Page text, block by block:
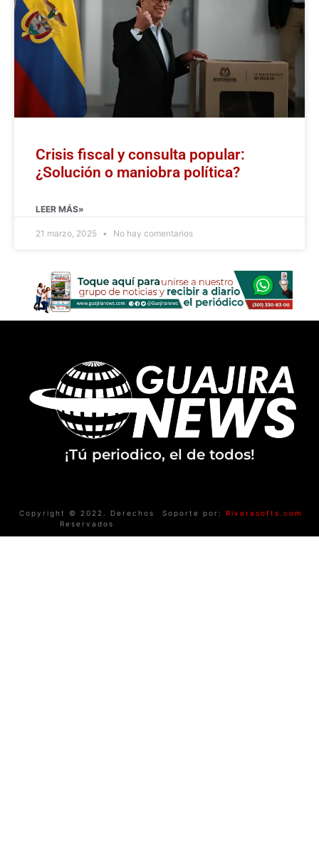
Crisis fiscal y consulta popular:
¿Solución o maniobra política?
LEER MÁS»
21 marzo, 2025 No hay comentarios
¡Tú periodico, el de todos!
Copyright © 2022. Derechos
Reservados
Soporte por: Riverasofts.com